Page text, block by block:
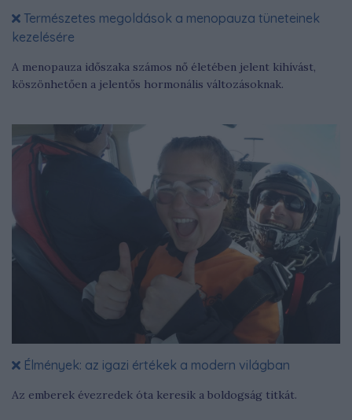
Természetes megoldások a menopauza tüneteinek
kezelésére
A menopauza időszaka számos nő életében jelent kihívást,
köszönhetően a jelentős hormonális változásoknak.
Élmények: az igazi értékek a modern világban
Az emberek évezredek óta keresik a boldogság titkát.